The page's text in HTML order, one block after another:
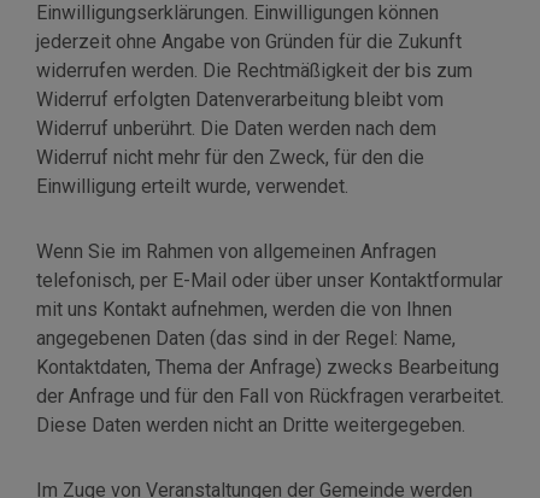
Einwilligungserklärungen. Einwilligungen können
jederzeit ohne Angabe von Gründen für die Zukunft
widerrufen werden. Die Rechtmäßigkeit der bis zum
Widerruf erfolgten Datenverarbeitung bleibt vom
Widerruf unberührt. Die Daten werden nach dem
Widerruf nicht mehr für den Zweck, für den die
Einwilligung erteilt wurde, verwendet.
Wenn Sie im Rahmen von allgemeinen Anfragen
telefonisch, per E-Mail oder über unser Kontaktformular
mit uns Kontakt aufnehmen, werden die von Ihnen
angegebenen Daten (das sind in der Regel: Name,
Kontaktdaten, Thema der Anfrage) zwecks Bearbeitung
der Anfrage und für den Fall von Rückfragen verarbeitet.
Diese Daten werden nicht an Dritte weitergegeben.
Im Zuge von Veranstaltungen der Gemeinde werden